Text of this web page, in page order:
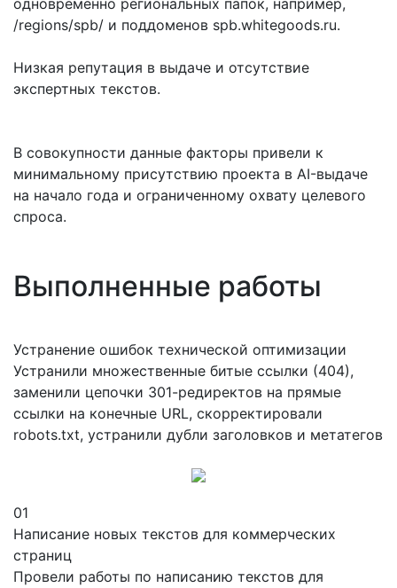
одновременно региональных папок, например,
/regions/spb/ и поддоменов spb.whitegoods.ru.
Низкая репутация в выдаче и отсутствие
экспертных текстов.
В совокупности данные факторы привели к
минимальному присутствию проекта в AI-выдаче
на начало года и ограниченному охвату целевого
спроса.
Выполненные работы
Устранение ошибок технической оптимизации
Устранили множественные битые ссылки (404),
заменили цепочки 301-редиректов на прямые
ссылки на конечные URL, скорректировали
robots.txt, устранили дубли заголовков и метатегов
01
Написание новых текстов для коммерческих
страниц
Провели работы по написанию текстов для